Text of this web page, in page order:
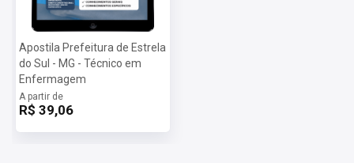
Apostila Prefeitura de Estrela
do Sul - MG - Técnico em
Enfermagem
A partir de
R$ 39,06